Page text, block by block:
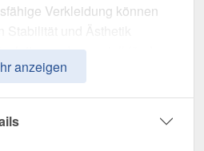
Verkleidung können
wurde speziell für den
entwickelt und bietet eine
und vielseitige
anzeigen